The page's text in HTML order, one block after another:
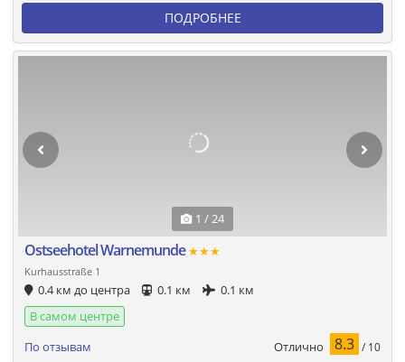
ПОДРОБНЕЕ
1 / 24
Ostseehotel Warnemunde★★★
Kurhausstraße 1
0.4 км до центра 0.1 км
0.1 км
В самом центре
По отзывам
Отлично 8.3 / 10